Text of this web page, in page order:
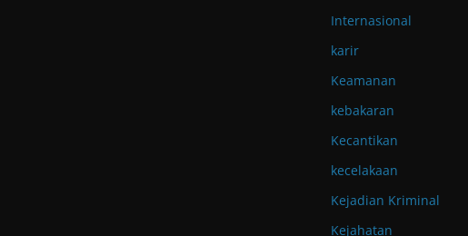
Internasional
karir
Keamanan
kebakaran
Kecantikan
kecelakaan
Kejadian Kriminal
Kejahatan